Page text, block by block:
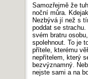
Samozřejmě že
noční můra.
Nezbývá jí než s
poddat se
svém bratru
spolehnout. To je
přítele, kterému
nepřítelem, který
bezvýznamný.
nejste sami a na